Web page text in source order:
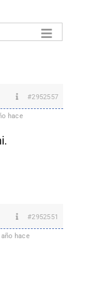
#2952557
hace
#2952551
año hace